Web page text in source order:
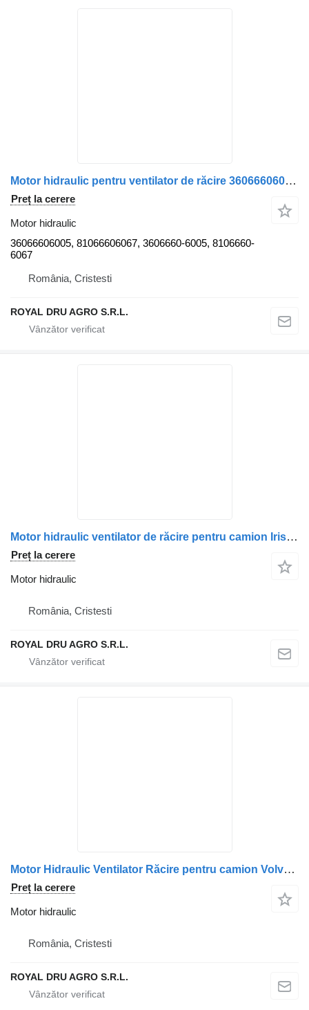
Motor hidraulic pentru ventilator de răcire 36066606005 pentru camion MAN – Coduri
Preț la cerere
Motor hidraulic
36066606005, 81066606067, 3606660-6005, 8106660-
6067
România, Cristesti
ROYAL DRU AGRO S.R.L.
Motor hidraulic ventilator de răcire pentru camion Irisbus 42559557 5001021237 503137209 16
Preț la cerere
Motor hidraulic
România, Cristesti
ROYAL DRU AGRO S.R.L.
Motor Hidraulic Ventilator Răcire pentru camion Volvo 20479528
Preț la cerere
Motor hidraulic
România, Cristesti
ROYAL DRU AGRO S.R.L.